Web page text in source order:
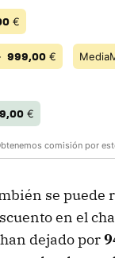
€
999,00 €
€
comisión por
se puede
en el
dejado por